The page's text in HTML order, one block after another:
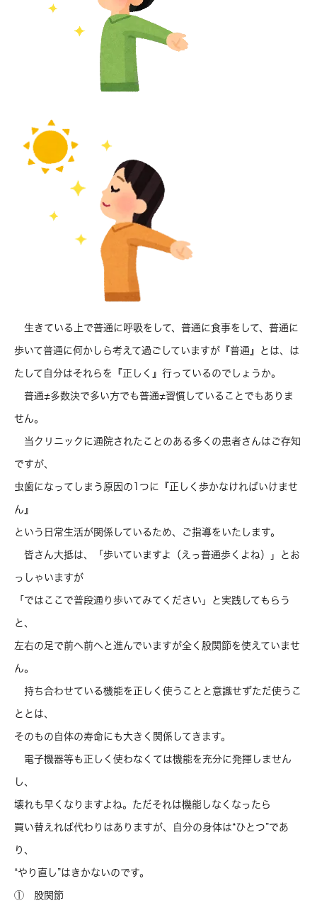
生きている上で普通に呼吸をして、普通に食事をして、普通に
歩いて普通に何かしら考えて過ごしていますが『普通』とは、は
たして自分はそれらを『正しく』行っているのでしょうか。
普通≠多数決で多い方でも普通≠習慣していることでもありま
せん。
当クリニックに通院されたことのある多くの患者さんはご存知
ですが、
虫歯になってしまう原因の1つに『正しく歩かなければいけませ
ん』
という日常生活が関係しているため、ご指導をいたします。
皆さん大抵は、「歩いていますよ（えっ普通歩くよね）」とお
っしゃいますが
「ではここで普段通り歩いてみてください」と実践してもらう
と、
左右の足で前へ前へと進んでいますが全く股関節を使えていませ
ん。
持ち合わせている機能を正しく使うことと意識せずただ使うこ
ととは、
そのもの自体の寿命にも大きく関係してきます。
電子機器等も正しく使わなくては機能を充分に発揮しません
し、
壊れも早くなりますよね。ただそれは機能しなくなったら
買い替えれば代わりはありますが、自分の身体は“ひとつ”であ
り、
“やり直し”はきかないのです。
① 股関節